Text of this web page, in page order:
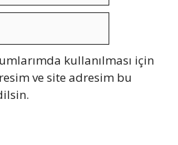
kullanılması için
ve site adresim bu